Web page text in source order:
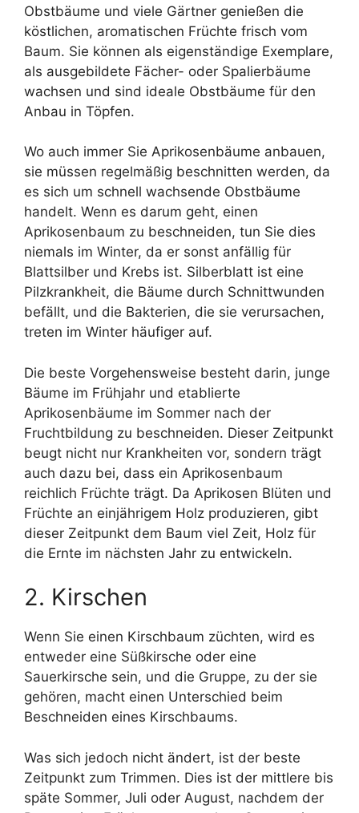
Obstbäume und viele Gärtner genießen die
köstlichen, aromatischen Früchte frisch vom
Baum. Sie können als eigenständige Exemplare,
als ausgebildete Fächer- oder Spalierbäume
wachsen und sind ideale Obstbäume für den
Anbau in Töpfen.
Wo auch immer Sie Aprikosenbäume anbauen,
sie müssen regelmäßig beschnitten werden, da
es sich um schnell wachsende Obstbäume
handelt. Wenn es darum geht, einen
Aprikosenbaum zu beschneiden, tun Sie dies
niemals im Winter, da er sonst anfällig für
Blattsilber und Krebs ist. Silberblatt ist eine
Pilzkrankheit, die Bäume durch Schnittwunden
befällt, und die Bakterien, die sie verursachen,
treten im Winter häufiger auf.
Die beste Vorgehensweise besteht darin, junge
Bäume im Frühjahr und etablierte
Aprikosenbäume im Sommer nach der
Fruchtbildung zu beschneiden. Dieser Zeitpunkt
beugt nicht nur Krankheiten vor, sondern trägt
auch dazu bei, dass ein Aprikosenbaum
reichlich Früchte trägt. Da Aprikosen Blüten und
Früchte an einjährigem Holz produzieren, gibt
dieser Zeitpunkt dem Baum viel Zeit, Holz für
die Ernte im nächsten Jahr zu entwickeln.
2. Kirschen
Wenn Sie einen Kirschbaum züchten, wird es
entweder eine Süßkirsche oder eine
Sauerkirsche sein, und die Gruppe, zu der sie
gehören, macht einen Unterschied beim
Beschneiden eines Kirschbaums.
Was sich jedoch nicht ändert, ist der beste
Zeitpunkt zum Trimmen. Dies ist der mittlere bis
späte Sommer, Juli oder August, nachdem der